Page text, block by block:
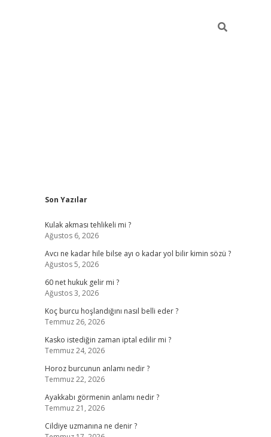
Sidebar
Son Yazılar
Kulak akması tehlikeli mi ?
Ağustos 6, 2026
Avcı ne kadar hile bilse ayı o kadar yol bilir kimin sözü ?
Ağustos 5, 2026
60 net hukuk gelir mi ?
Ağustos 3, 2026
Koç burcu hoşlandığını nasıl belli eder ?
Temmuz 26, 2026
Kasko istediğin zaman iptal edilir mi ?
Temmuz 24, 2026
Horoz burcunun anlamı nedir ?
Temmuz 22, 2026
Ayakkabı görmenin anlamı nedir ?
Temmuz 21, 2026
Cildiye uzmanına ne denir ?